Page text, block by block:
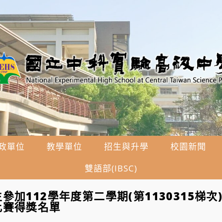
單位 教學單位 招生與升學
校園新聞
雙語部(IBSC)
參加112學年度第二學期(第1130315梯次
得獎名單